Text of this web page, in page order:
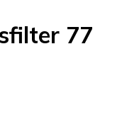
77